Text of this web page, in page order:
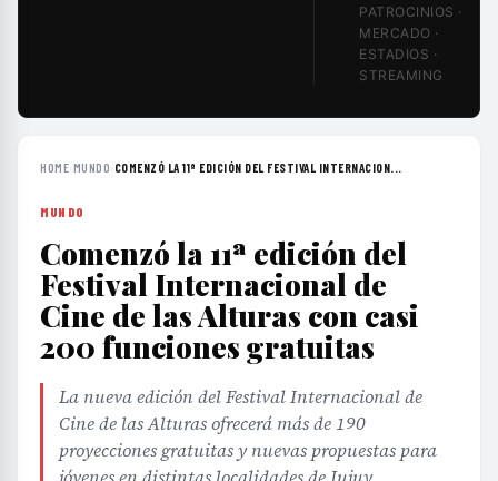
STREAMING
Festival Internacional de
Cine de las Alturas con casi
200 funciones gratuitas
La nueva edición del Festival Internacional de
Cine de las Alturas ofrecerá más de 190
proyecciones gratuitas y nuevas propuestas para
jóvenes en distintas localidades de Jujuy.